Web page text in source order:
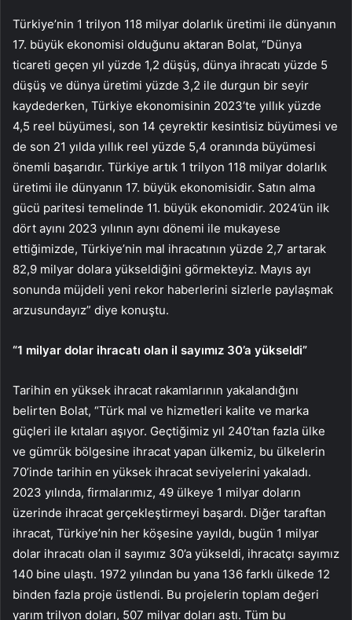
Türkiye’nin 1 trilyon 118 milyar dolarlık üretimi ile dünyanın
17. büyük ekonomisi olduğunu aktaran Bolat, “Dünya
ticareti geçen yıl yüzde 1,2 düşüş, dünya ihracatı yüzde 5
düşüş ve dünya üretimi yüzde 3,2 ile durgun bir seyir
kaydederken, Türkiye ekonomisinin 2023’te yıllık yüzde
4,5 reel büyümesi, son 14 çeyrektir kesintisiz büyümesi ve
de son 21 yılda yıllık reel yüzde 5,4 oranında büyümesi
önemli başarıdır. Türkiye artık 1 trilyon 118 milyar dolarlık
üretimi ile dünyanın 17. büyük ekonomisidir. Satın alma
gücü paritesi temelinde 11. büyük ekonomidir. 2024’ün ilk
dört ayını 2023 yılının aynı dönemi ile mukayese
ettiğimizde, Türkiye’nin mal ihracatının yüzde 2,7 artarak
82,9 milyar dolara yükseldiğini görmekteyiz. Mayıs ayı
sonunda müjdeli yeni rekor haberlerini sizlerle paylaşmak
arzusundayız” diye konuştu.
“1 milyar dolar ihracatı olan il sayımız 30’a yükseldi”
Tarihin en yüksek ihracat rakamlarının yakalandığını
belirten Bolat, “Türk mal ve hizmetleri kalite ve marka
güçleri ile kıtaları aşıyor. Geçtiğimiz yıl 240’tan fazla ülke
ve gümrük bölgesine ihracat yapan ülkemiz, bu ülkelerin
70’inde tarihin en yüksek ihracat seviyelerini yakaladı.
2023 yılında, firmalarımız, 49 ülkeye 1 milyar doların
üzerinde ihracat gerçekleştirmeyi başardı. Diğer taraftan
ihracat, Türkiye’nin her köşesine yayıldı, bugün 1 milyar
dolar ihracatı olan il sayımız 30’a yükseldi, ihracatçı sayımız
140 bine ulaştı. 1972 yılından bu yana 136 farklı ülkede 12
binden fazla proje üstlendi. Bu projelerin toplam değeri
yarım trilyon doları, 507 milyar doları aştı. Tüm bu